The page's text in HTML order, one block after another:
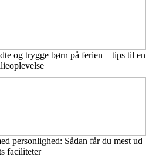
og trygge børn på ferien – tips til en
personlighed: Sådan får du mest ud
faciliteter